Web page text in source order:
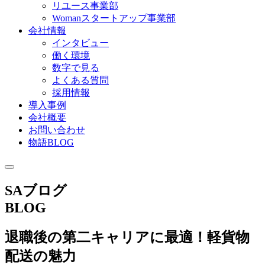
リユース事業部
Womanスタートアップ事業部
会社情報
インタビュー
働く環境
数字で見る
よくある質問
採用情報
導入事例
会社概要
お問い合わせ
物語BLOG
SAブログ
BLOG
退職後の第二キャリアに最適！軽貨物
配送の魅力